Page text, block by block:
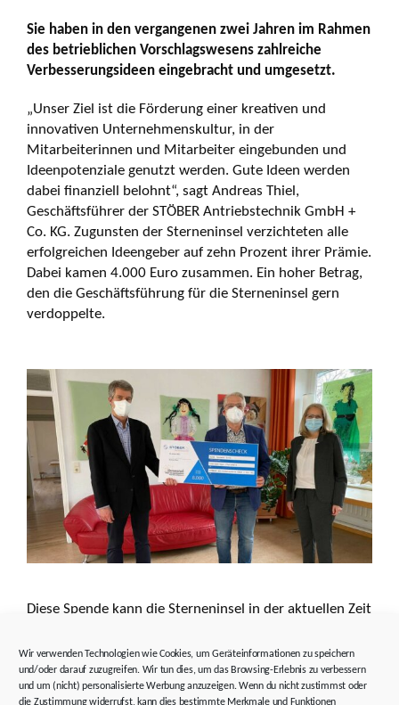
Wir verwenden Technologien wie Cookies, um Geräteinformationen zu speichern
und/oder darauf zuzugreifen. Wir tun dies, um das Browsing-Erlebnis zu verbessern
und um (nicht) personalisierte Werbung anzuzeigen. Wenn du nicht zustimmst oder
die Zustimmung widerrufst, kann dies bestimmte Merkmale und Funktionen
Sie haben in den vergangenen zwei Jahren im Rahmen
des betrieblichen Vorschlagswesens zahlreiche
Verbesserungsideen eingebracht und umgesetzt.
„Unser Ziel ist die Förderung einer kreativen und
innovativen Unternehmenskultur, in der
Mitarbeiterinnen und Mitarbeiter eingebunden und
Ideenpotenziale genutzt werden. Gute Ideen werden
dabei finanziell belohnt“, sagt Andreas Thiel,
Geschäftsführer der STÖBER Antriebstechnik GmbH +
Co. KG. Zugunsten der Sterneninsel verzichteten alle
erfolgreichen Ideengeber auf zehn Prozent ihrer Prämie.
Dabei kamen 4.000 Euro zusammen. Ein hoher Betrag,
den die Geschäftsführung für die Sterneninsel gern
verdoppelte.
Diese Spende kann die Sterneninsel in der aktuellen Zeit
Familien haben immer ein lebenslimitierend erkranktes
Kind und leben in wirtschaftlich äußerst angespannten
Verhältnissen. Die aktuelle Corona-Krise verschärft